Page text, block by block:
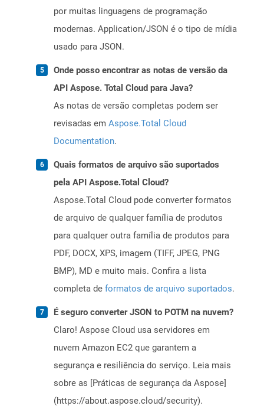
por muitas linguagens de programação
modernas. Application/JSON é o tipo de mídia
usado para JSON.
Onde posso encontrar as notas de versão da
API Aspose. Total Cloud para Java?
As notas de versão completas podem ser
revisadas em Aspose.Total Cloud
Documentation.
Quais formatos de arquivo são suportados
pela API Aspose.Total Cloud?
Aspose.Total Cloud pode converter formatos
de arquivo de qualquer família de produtos
para qualquer outra família de produtos para
PDF, DOCX, XPS, imagem (TIFF, JPEG, PNG
BMP), MD e muito mais. Confira a lista
completa de formatos de arquivo suportados.
É seguro converter JSON to POTM na nuvem?
Claro! Aspose Cloud usa servidores em
nuvem Amazon EC2 que garantem a
segurança e resiliência do serviço. Leia mais
sobre as [Práticas de segurança da Aspose]
(https://about.aspose.cloud/security).